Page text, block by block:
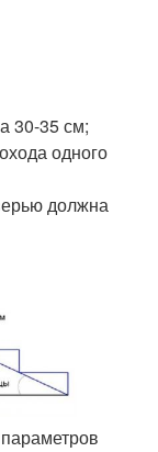
30-35 см;
одного
должна